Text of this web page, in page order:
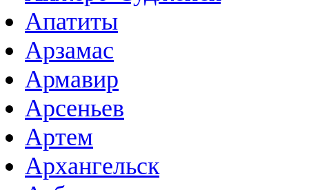
Апатиты
Арзамас
Армавир
Арсеньев
Артем
Архангельск